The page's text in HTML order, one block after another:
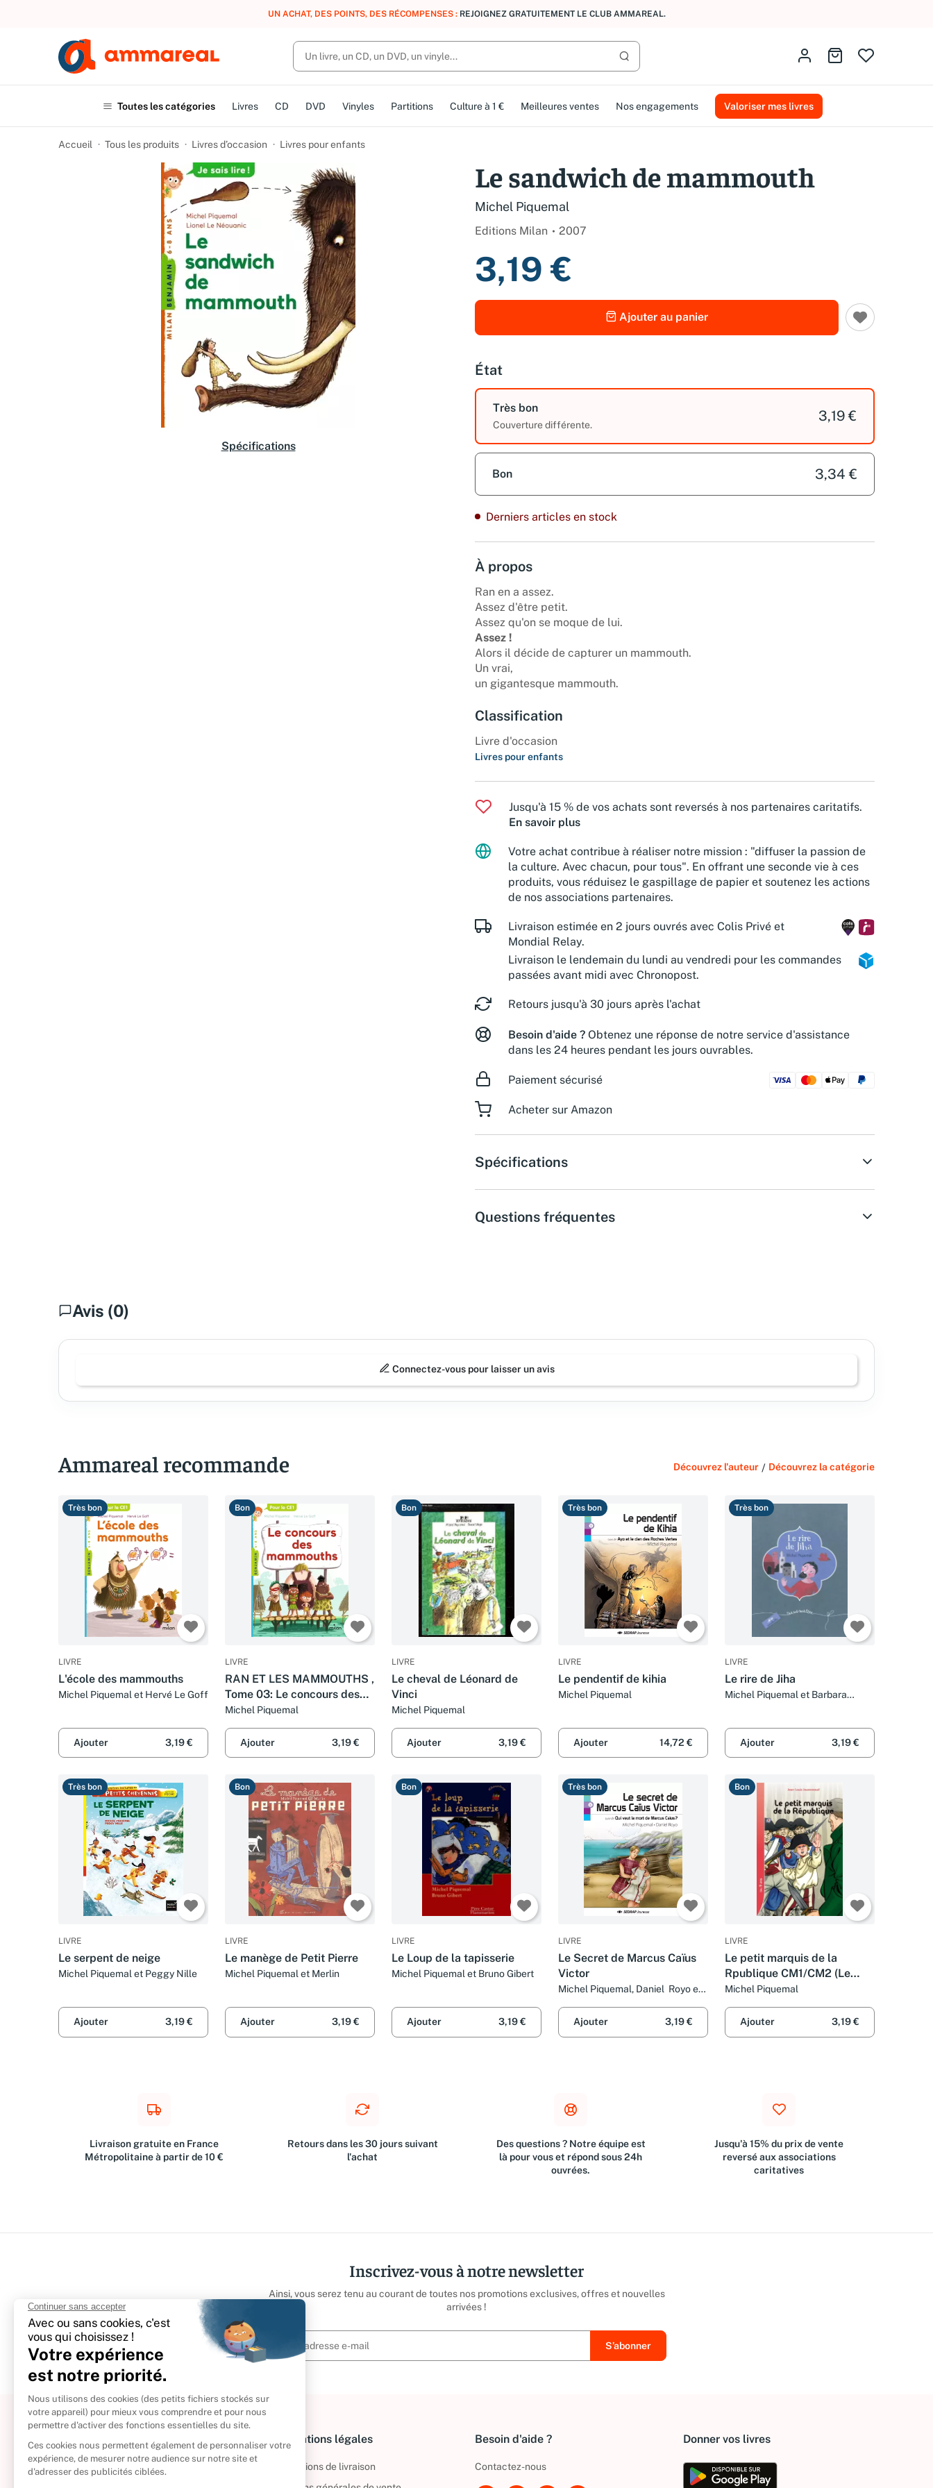
UN ACHAT, DES POINTS, DES RÉCOMPENSES : REJOIGNEZ GRATUITEMENT LE CLUB AMMAREAL.
Lancer la recherche
Identifiez-vousAller au panier
Toutes les catégories Livres CD DVD Vinyles Partitions Culture à 1 € Meilleures ventes Nos engagements Valoriser mes livres
Accueil Tous les produits Livres d’occasion Livres pour enfants
Spécifications
Le sandwich de mammouth
Michel Piquemal
Editions Milan 2007
3,19 €
Ajouter au panier
État
Très bon
Couverture différente.
3,19 €
Bon 3,34 €
Derniers articles en stock
À propos
Ran en a assez.
Assez d'être petit.
Assez qu'on se moque de lui.
Assez !
Alors il décide de capturer un mammouth.
Un vrai,
un gigantesque mammouth.
Classification
Livre d'occasion
Livres pour enfants
Jusqu'à 15 % de vos achats sont reversés à nos partenaires caritatifs.
En savoir plus
Votre achat contribue à réaliser notre mission : "diffuser la passion de
la culture. Avec chacun, pour tous". En offrant une seconde vie à ces
produits, vous réduisez le gaspillage de papier et soutenez les actions
de nos associations partenaires.
Livraison estimée en 2 jours ouvrés avec Colis Privé et
Mondial Relay.
Livraison le lendemain du lundi au vendredi pour les commandes
passées avant midi avec Chronopost.
Retours jusqu'à 30 jours après l'achat
Besoin d'aide ? Obtenez une réponse de notre service d'assistance
dans les 24 heures pendant les jours ouvrables.
Paiement sécurisé
Acheter sur Amazon
Spécifications
Questions fréquentes
Avis (0)
Connectez-vous pour laisser un avis
Ammareal recommande Découvrez l'auteur / Découvrez la catégorie
Très bon
LIVRE
L'école des mammouths
Michel Piquemal et Hervé Le Goff
Ajouter 3,19 €
Bon
LIVRE
RAN ET LES MAMMOUTHS ,
Tome 03: Le concours des
mammouths (Ran#3) (reprise
prime)
Michel Piquemal
Ajouter 3,19 €
Bon
LIVRE
Le cheval de Léonard de
Vinci
Michel Piquemal
Ajouter 3,19 €
Très bon
LIVRE
Le pendentif de kihia
Michel Piquemal
Ajouter 14,72 €
Très bon
LIVRE
Le rire de Jiha
Michel Piquemal et Barbara
Ajouter 3,19 €
Très bon
LIVRE
Le serpent de neige
Michel Piquemal et Peggy Nille
Ajouter 3,19 €
Bon
LIVRE
Le manège de Petit Pierre
Michel Piquemal et Merlin
Ajouter 3,19 €
Bon
LIVRE
Le Loup de la tapisserie
Michel Piquemal et Bruno Gibert
Ajouter 3,19 €
Très bon
LIVRE
Le Secret de Marcus Caïus
Victor
Michel Piquemal, Daniel Royo et
Ajouter
3,19 €
Bon
LIVRE
Le petit marquis de la
Rpublique CM1/CM2 (Le
roman )
Michel Piquemal
Ajouter 3,19 €
Livraison gratuite en France
Métropolitaine à partir de 10 €
Retours dans les 30 jours suivant
l'achat
Des questions ? Notre équipe est
là pour vous et répond sous 24h
ouvrées.
Jusqu'à 15% du prix de vente
reversé aux associations
caritatives
Inscrivez-vous à notre newsletter
Ainsi, vous serez tenu au courant de toutes nos promotions exclusives, offres et nouvelles
arrivées !
À propos
Politique de retour
Informations légales
Informations de livraison
Besoin d'aide ?
Contactez-nous
Donner vos livres